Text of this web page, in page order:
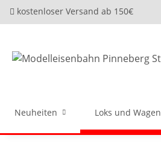
kostenloser Versand ab 150€
Neuheiten Loks und Wagen